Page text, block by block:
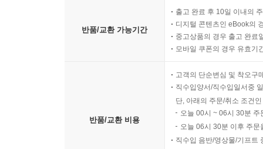
반품/교환 가능기간
출고 완료 후 10일 이내의
디지털 콘텐츠인 eBook의
중고상품의 경우 출고 완료
모바일 쿠폰의 경우 유효기
반품/교환 비용
고객의 단순변심 및 착오구
직수입양서/직수입일서중
단, 아래의 주문/취소 조건
오늘 00시 ~ 06시 30분
오늘 06시 30분 이후 주
직수입 음반/영상물/기프트